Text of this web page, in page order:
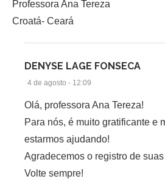
Professora Ana Tereza
Croatá- Ceará
DENYSE LAGE FONSECA
4 de agosto - 12:09
Olá, professora Ana Tereza!
Para nós, é muito gratificante e
estarmos ajudando!
Agradecemos o registro de
Volte sempre!